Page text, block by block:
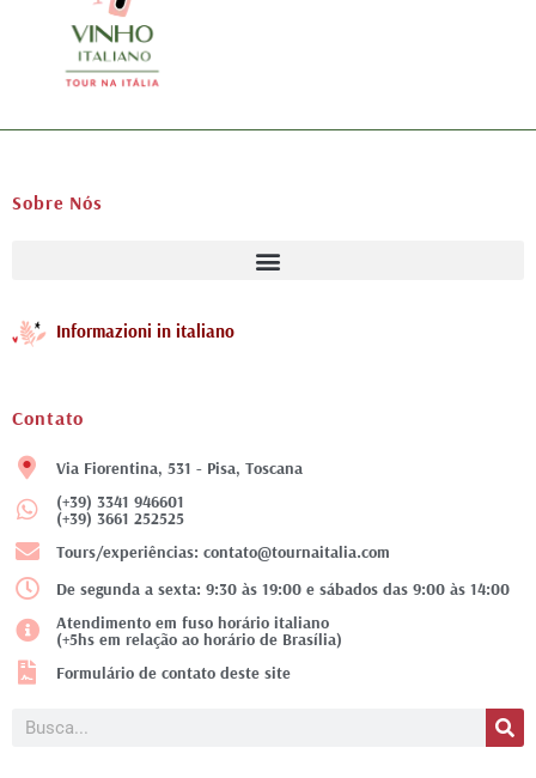
Sobre Nós
Informazioni in italiano
Contato
Via Fiorentina, 531 - Pisa, Toscana
(+39) 3341 946601
(+39) 3661 252525
Tours/experiências: contato@tournaitalia.com
De segunda a sexta: 9:30 às 19:00 e sábados das 9:00 às 14:00
Atendimento em fuso horário italiano
(+5hs em relação ao horário de Brasília)
Formulário de contato deste site
Pesquisar